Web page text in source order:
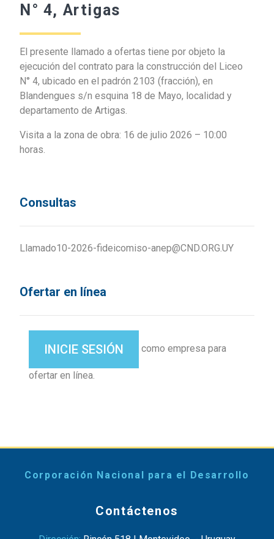
N° 4, Artigas
El presente llamado a ofertas tiene por objeto la
ejecución del contrato para la construcción del Liceo
N° 4, ubicado en el padrón 2103 (fracción), en
Blandengues s/n esquina 18 de Mayo, localidad y
departamento de Artigas.
Visita a la zona de obra: 16 de julio 2026 – 10:00
horas.
Consultas
Llamado10-2026-fideicomiso-anep@CND.ORG.UY
Ofertar en línea
INICIE SESIÓN como empresa para
ofertar en línea.
Corporación Nacional para el Desarrollo
Contáctenos